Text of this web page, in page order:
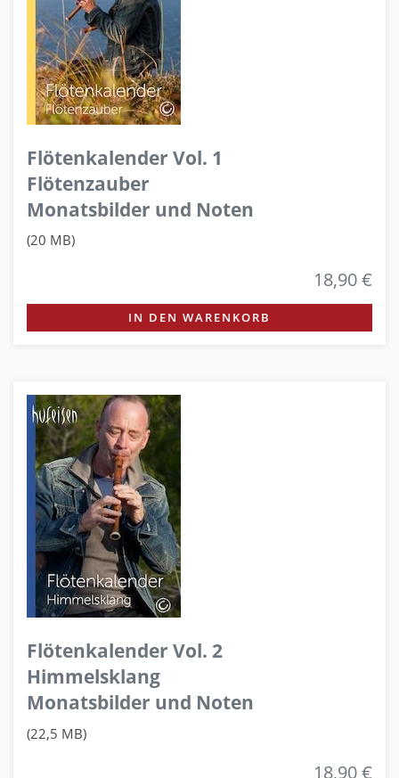
Flötenkalender Vol. 1
Flötenzauber
Monatsbilder und Noten
(20 MB)
18,90 €
IN DEN WARENKORB
Flötenkalender Vol. 2
Himmelsklang
Monatsbilder und Noten
(22,5 MB)
18,90 €